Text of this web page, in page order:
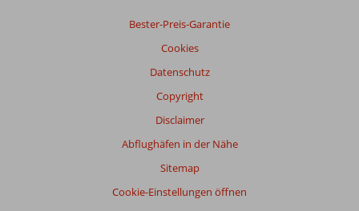
Bester-Preis-Garantie
Cookies
Datenschutz
Copyright
Disclaimer
Abflughäfen in der Nähe
Sitemap
Cookie-Einstellungen öffnen